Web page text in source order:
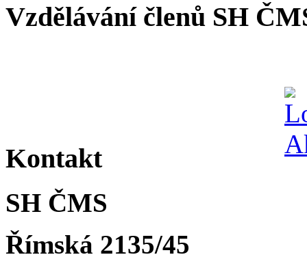
Vzdělávání členů SH
Kontakt
SH ČMS
Římská 2135/45